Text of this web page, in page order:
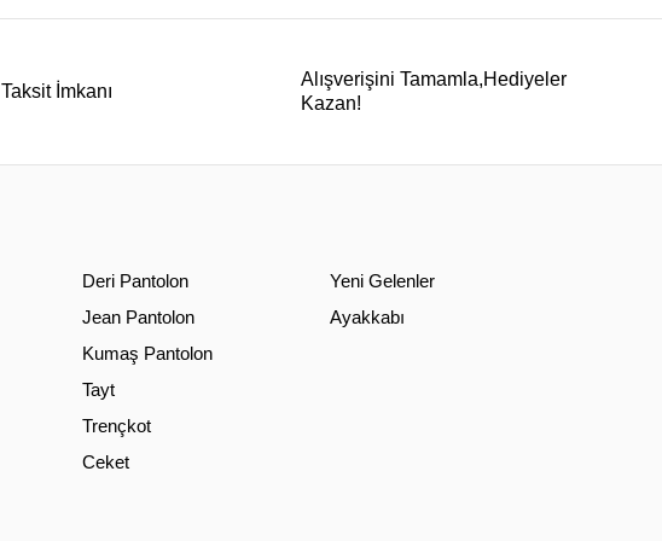
Taksit İmkanı
Alışverişini Tamamla,Hediyeler
Kazan!
Deri Pantolon
Jean Pantolon
Kumaş Pantolon
Tayt
Trençkot
Ceket
Yeni Gelenler
Ayakkabı